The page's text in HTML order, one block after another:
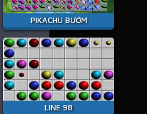
Game
Among
Us
Game
PIKACHU BƯỚM
LINE 98